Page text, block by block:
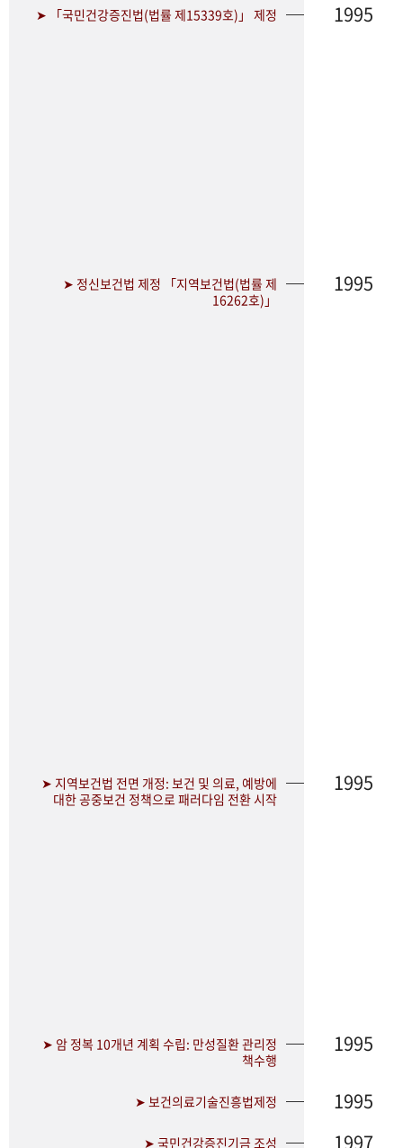
➤ 「국민건강증진법(법률 제15339호)」 제정 1995
➤ 정신보건법 제정 「지역보건법(법률 제
16262호)」
1995
➤ 지역보건법 전면 개정: 보건 및 의료, 예방에
대한 공중보건 정책으로 패러다임 전환 시작
1995
➤ 암 정복 10개년 계획 수립: 만성질환 관리정
책수행
1995
➤ 보건의료기술진흥법제정 1995
➤ 국민건강증진기금 조성 1997